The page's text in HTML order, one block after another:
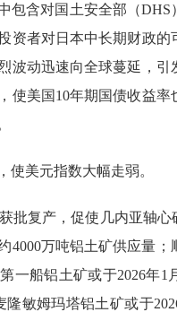
包含对国土安全部（
资者对日本中长期财政的
波动迅速向全球蔓延，引
使美国10年期国债收益率
使美元指数大幅走弱。
批复产，促使几内亚轴心
4000万吨铝土矿供应量
一船铝土矿或于2026年
隆敏姆玛塔铝土矿或于